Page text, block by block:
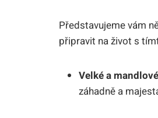
Představujeme vám
připravit na život s
Velké a
záhadně a